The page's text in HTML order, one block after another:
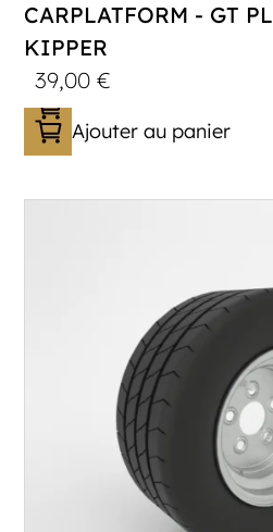
CARPLATFORM - GT
KIPPER
39,00€
Ajouter au panier